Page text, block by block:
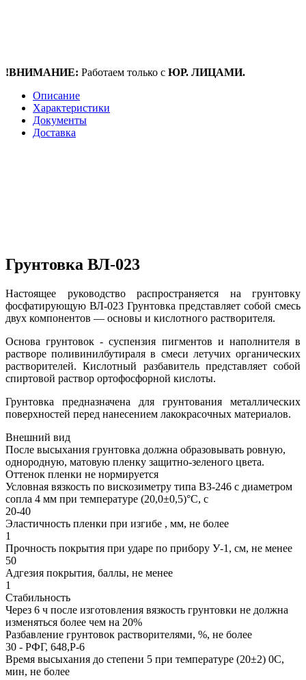
!ВНИМАНИЕ: Работаем только с ЮР. ЛИЦАМИ.
Описание
Характеристики
Документы
Доставка
Грунтовка ВЛ-023
Настоящее руководство распространяется на грунтовку
фосфатирующую ВЛ-023 Грунтовка представляет собой смесь
двух компонентов — основы и кислотного растворителя.
Основа грунтовок - суспензия пигментов и наполнителя в
растворе поливинилбутираля в смеси летучих органических
растворителей. Кислотный разбавитель представляет собой
спиртовой раствор ортофосфорной кислоты.
Грунтовка предназначена для грунтования металлических
поверхностей перед нанесением лакокрасочных материалов.
Внешний вид
После высыхания грунтовка должна образовывать ровную,
однородную, матовую пленку защитно-зеленого цвета.
Оттенок пленки не нормируется
Условная вязкость по вискозиметру типа ВЗ-246 с диаметром
сопла 4 мм при температуре (20,0±0,5)°С, с
20-40
Эластичность пленки при изгибе , мм, не более
1
Прочность покрытия при ударе по прибору У-1, см, не менее
50
Адгезия покрытия, баллы, не менее
1
Стабильность
Через 6 ч после изготовления вязкость грунтовки не должна
изменяться более чем на 20%
Разбавление грунтовок растворителями, %, не более
30 - РФГ, 648,Р-6
Время высыхания до степени 5 при температуре (20±2) 0С,
мин, не более